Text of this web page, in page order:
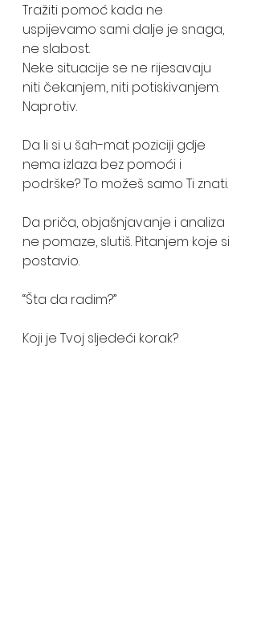
Tražiti pomoć kada ne
uspijevamo sami dalje je snaga,
ne slabost.
Neke situacije se ne rijesavaju
niti čekanjem, niti potiskivanjem.
Naprotiv.
Da li si u šah-mat poziciji gdje
nema izlaza bez pomoći i
podrške? To možeš samo Ti znati.
Da priča, objašnjavanje i analiza
ne pomaze, slutiš. Pitanjem koje si
postavio.
“Šta da radim?”
Koji je Tvoj sljedeći korak?